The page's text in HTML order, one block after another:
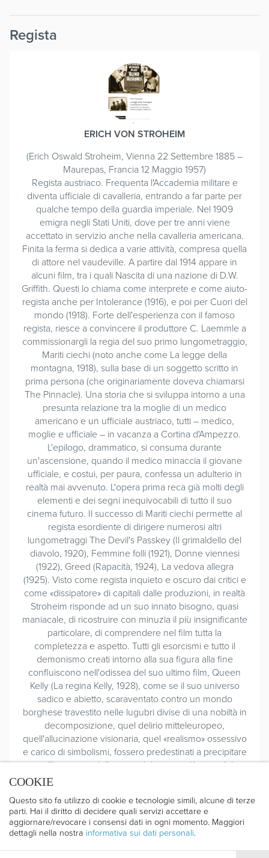
COOKIE
Questo sito fa utilizzo di cookie e tecnologie simili, alcune di terze
parti. Hai il diritto di decidere quali servizi accettare e
aggiornare/revocare i consensi dati in ogni momento. Maggiori
dettagli nella nostra informativa sui dati personali.
Regista
ERICH VON STROHEIM
(Erich Oswald Stroheim, Vienna 22 Settembre 1885 –
Maurepas, Francia 12 Maggio 1957)
Regista austriaco. Frequenta l'Accademia militare e
diventa ufficiale di cavalleria, entrando a far parte per
qualche tempo della guardia imperiale. Nel 1909
emigra negli Stati Uniti, dove per tre anni viene
accettato in servizio anche nella cavalleria americana.
Finita la ferma si dedica a varie attività, compresa quella
di attore nel vaudeville. A partire dal 1914 appare in
alcuni film, tra i quali Nascita di una nazione di D.W.
Griffith. Questi lo chiama come interprete e come aiuto-
regista anche per Intolerance (1916), e poi per Cuori del
mondo (1918). Forte dell'esperienza con il famoso
regista, riesce a convincere il produttore C. Laemmle a
commissionargli la regia del suo primo lungometraggio,
Mariti ciechi (noto anche come La legge della
montagna, 1918), sulla base di un soggetto scritto in
prima persona (che originariamente doveva chiamarsi
The Pinnacle). Una storia che si sviluppa intorno a una
presunta relazione tra la moglie di un medico
americano e un ufficiale austriaco, tutti – medico,
moglie e ufficiale – in vacanza a Cortina d'Ampezzo.
L'epilogo, drammatico, si consuma durante
un'ascensione, quando il medico minaccia il giovane
ufficiale, e costui, per paura, confessa un adulterio in
realtà mai avvenuto. L'opera prima reca già molti degli
elementi e dei segni inequivocabili di tutto il suo
cinema futuro. Il successo di Mariti ciechi permette al
regista esordiente di dirigere numerosi altri
lungometraggi The Devil's Passkey (Il grimaldello del
diavolo, 1920), Femmine folli (1921), Donne viennesi
(1922), Greed (Rapacità, 1924), La vedova allegra
(1925). Visto come regista inquieto e oscuro dai critici e
come «dissipatore» di capitali dalle produzioni, in realtà
Stroheim risponde ad un suo innato bisogno, quasi
maniacale, di ricostruire con minuzia il più insignificante
particolare, di comprendere nel film tutta la
completezza e aspetto. Tutti gli esorcismi e tutto il
demonismo creati intorno alla sua figura alla fine
confluiscono nell'odissea del suo ultimo film, Queen
Kelly (La regina Kelly, 1928), come se il suo universo
sadico e abietto, scaraventato contro un mondo
borghese travestito nelle lugubri divise di una nobiltà in
decomposizione, quel delirio mitteleuropeo,
quell'allucinazione visionaria, quel «realismo» ossessivo
e carico di simbolismi, fossero predestinati a precipitare
nell'inconscio della storia del cinema. L'arrivo del
sonoro segna la fine della sua carriera. Non dirigerà
interprete, presente in un gran numero di opere, non
tutte di alto rango, tra le quali tuttavia vanno ricordati
almeno due capolavori: La grande illusione (1937) di J.